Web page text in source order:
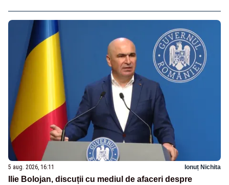
5 aug. 2026, 16:11 Ionuț Nichita
Ilie Bolojan, discuții cu mediul de afaceri despre